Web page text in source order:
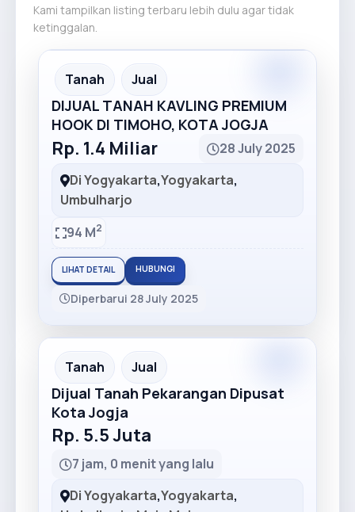
Kami tampilkan listing terbaru lebih dulu agar tidak
ketinggalan.
Recommended
Tanah Jual
DIJUAL TANAH KAVLING PREMIUM
HOOK DI TIMOHO, KOTA JOGJA
Rp. 1.4 Miliar
28 July 2025
Di Yogyakarta,Yogyakarta,
Umbulharjo
94 M2
LIHAT DETAIL HUBUNGI
Diperbarui 28 July 2025
Tanah Jual
Dijual Tanah Pekarangan Dipusat
Kota Jogja
Rp. 5.5 Juta
7 jam, 0 menit yang lalu
Di Yogyakarta,Yogyakarta,